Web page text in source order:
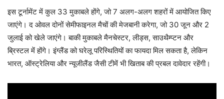
इस टूर्नामेंट में कुल 33 मुकाबले होंगे, जो 7 अलग-अलग शहरों में आयोजित किए
जाएंगे। द ओवल दोनों सेमीफाइनल मैचों की मेजबानी करेगा, जो 30 जून और 2
जुलाई को खेले जाएंगे। बाकी मुकाबले मैनचेस्टर, लीड्स, साउथैम्प्टन और
ब्रिस्टल में होंगे। इंग्लैंड को घरेलू परिस्थितियों का फायदा मिल सकता है, लेकिन
भारत, ऑस्ट्रेलिया और न्यूजीलैंड जैसी टीमें भी खिताब की प्रबल दावेदार रहेंगी।